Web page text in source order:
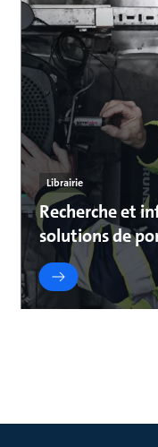
Librairie
Recherche et
solutions de